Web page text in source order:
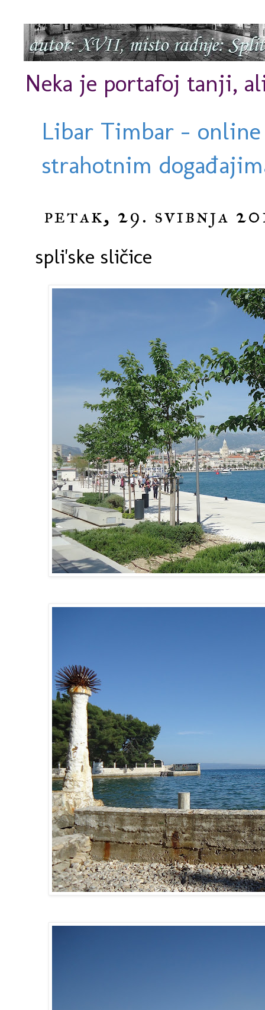
Neka je portafoj tanji,
Libar Timbar -
strahotnim
petak, 29. svibnja
spli'ske sličice